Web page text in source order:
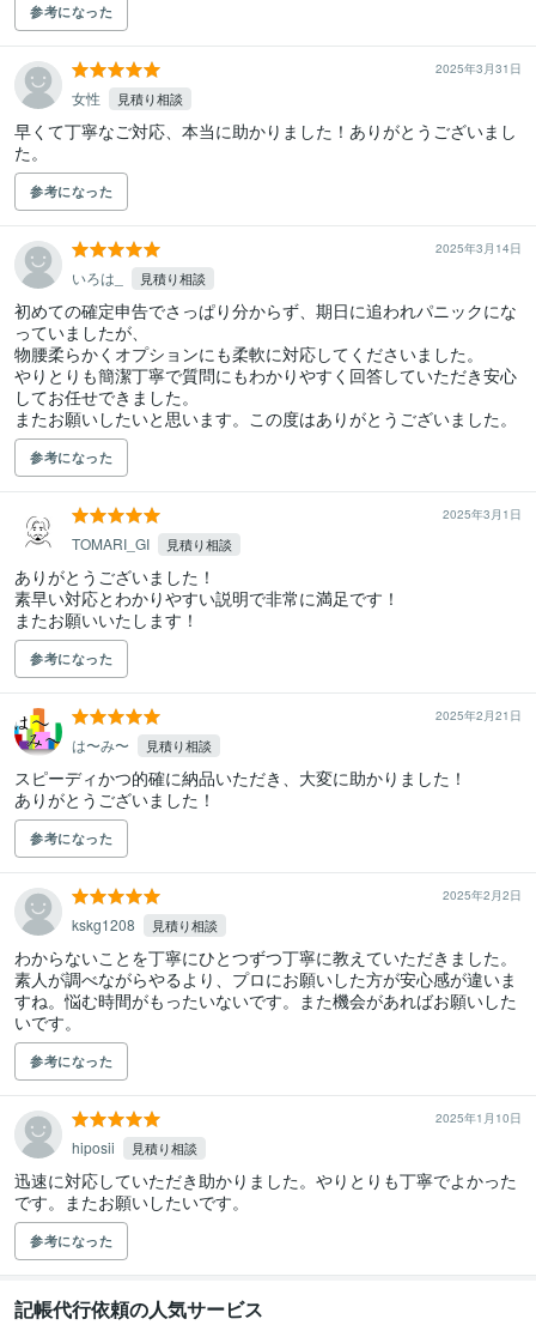
参考になった
2025年3月31日
女性 見積り相談
早くて丁寧なご対応、本当に助かりました！ありがとうございまし
た。
参考になった
2025年3月14日
いろは_ 見積り相談
初めての確定申告でさっぱり分からず、期日に追われパニックにな
っていましたが、
物腰柔らかくオプションにも柔軟に対応してくださいました。
やりとりも簡潔丁寧で質問にもわかりやすく回答していただき安心
してお任せできました。
参考になった
2025年3月1日
TOMARI_GI 見積り相談
ありがとうございました！
素早い対応とわかりやすい説明で非常に満足です！
またお願いいたします！
参考になった
2025年2月21日
は〜み〜 見積り相談
スピーディかつ的確に納品いただき、大変に助かりました！
ありがとうございました！
参考になった
2025年2月2日
kskg1208 見積り相談
わからないことを丁寧にひとつずつ丁寧に教えていただきました。
素人が調べながらやるより、プロにお願いした方が安心感が違いま
すね。悩む時間がもったいないです。また機会があればお願いした
いです。
参考になった
2025年1月10日
hiposii 見積り相談
迅速に対応していただき助かりました。やりとりも丁寧でよかった
です。またお願いしたいです。
参考になった
記帳代行依頼の人気サービス